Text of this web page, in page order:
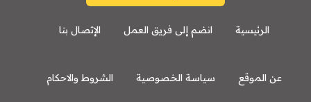
الرئيسية انضم إلى فريق العمل الإتصال بنا
عن الموقع سياسة الخصوصية الشروط والاحكام